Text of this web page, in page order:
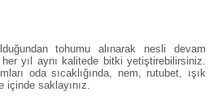
tohumu alınarak nesli devam
yıl aynı kalitede bitki yetiştirebilirsiniz.
oda sıcaklığında, nem, rutubet, ışık
içinde saklayınız.